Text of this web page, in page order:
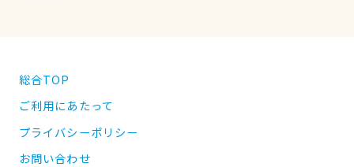
総合TOP
ご利用にあたって
プライバシーポリシー
お問い合わせ